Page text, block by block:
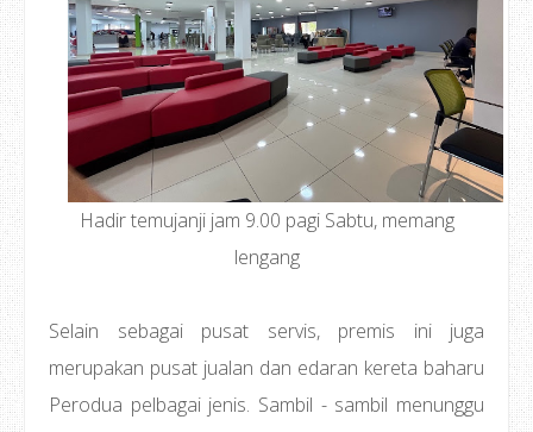
Hadir temujanji jam 9.00 pagi Sabtu, memang
lengang
Selain sebagai pusat servis, premis ini juga
merupakan pusat jualan dan edaran kereta baharu
Perodua pelbagai jenis. Sambil - sambil menunggu